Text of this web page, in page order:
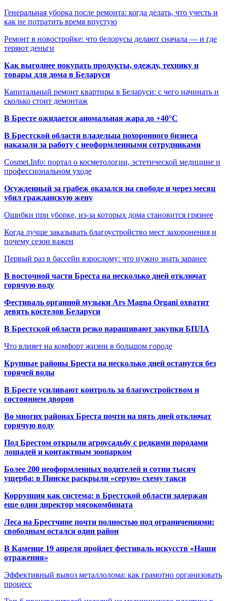
Генеральная уборка после ремонта: когда делать, что учесть и
как не потратить время впустую
Ремонт в новостройке: что белорусы делают сначала — и где
теряют деньги
Как выгоднее покупать продукты, одежду, технику и
товары для дома в Беларуси
Капитальный ремонт квартиры в Беларуси: с чего начинать и
сколько стоит демонтаж
В Бресте ожидается аномальная жара до +40°C
В Брестской области владельца похоронного бизнеса
наказали за работу с неоформленными сотрудниками
Cosmet.Info: портал о косметологии, эстетической медицине и
профессиональном уходе
Осужденный за грабеж оказался на свободе и через месяц
убил гражданскую жену
Ошибки при уборке, из-за которых дома становится грязнее
Когда лучше заказывать благоустройство мест захоронения и
почему сезон важен
Первый раз в бассейн взрослому: что нужно знать заранее
В восточной части Бреста на несколько дней отключат
горячую воду
Фестиваль органной музыки Ars Magna Organi охватит
девять костелов Беларуси
В Брестской области резко наращивают закупки БПЛА
Что влияет на комфорт жизни в большом городе
Крупные районы Бреста на несколько дней останутся без
горячей воды
В Бресте усиливают контроль за благоустройством и
состоянием дворов
Во многих районах Бреста почти на пять дней отключат
горячую воду
Под Брестом открыли агроусадьбу с редкими породами
лошадей и контактным зоопарком
Более 200 неоформленных водителей и сотни тысяч
ущерба: в Пинске раскрыли «серую» схему такси
Коррупция как система: в Брестской области задержан
еще один директор мясокомбината
Леса на Брестчине почти полностью под ограничениями:
свободным остался один район
В Каменце 19 апреля пройдет фестиваль искусств «Наши
отражения»
Эффективный вывоз металлолома: как грамотно организовать
процесс